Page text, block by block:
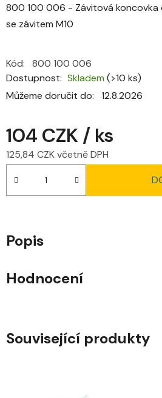
800 100 006 - Závitová koncovka
se závitem M10
Dostupnost Skladem (>10 ks)
Můžeme doručit do:
12.8.2026
Kód: 800 100 006
104 CZK / ks
125,84 CZK včetně DPH
Popis
Hodnocení
Související produkty